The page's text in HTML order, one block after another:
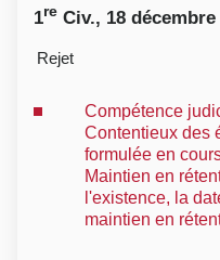
1re Civ., 18 décembre
Rejet
Compétence
Contentieux des
formulée en
Maintien en
l'existence, la
maintien en